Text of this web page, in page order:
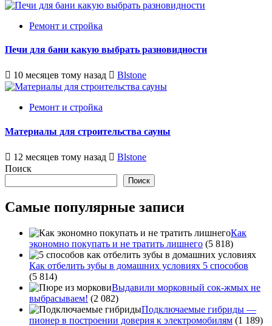
Ремонт и стройка
Печи для бани какую выбрать разновидности
10 месяцев тому назад Blstone
Ремонт и стройка
Материалы для строительства сауны
12 месяцев тому назад
Blstone
Поиск
Поиск
Самые популярные записи
Как
экономно покупать и не тратить лишнего (5 818)
Как отбелить зубы в домашних условиях 5 способов
(5 814)
Выдавили морковный сок-жмых не
выбрасываем! (2 082)
Подключаемые гибриды —
пионер в построении доверия к электромобилям (1 189)